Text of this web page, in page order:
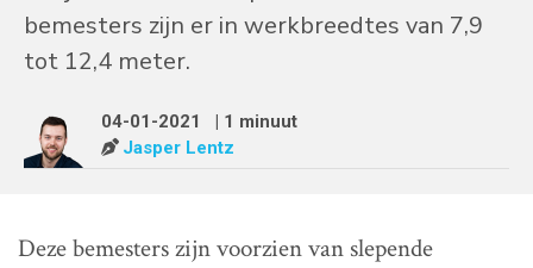
bemesters zijn er in werkbreedtes van 7,9
tot 12,4 meter.
04-01-2021
| 1 minuut
Jasper Lentz
Deze bemesters zijn voorzien van slepende